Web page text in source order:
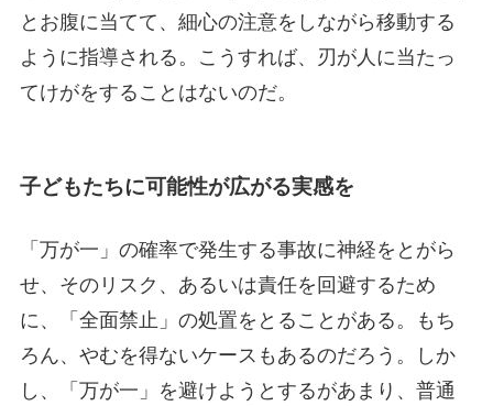
とお腹に当てて、細心の注意をしながら移動する
ように指導される。こうすれば、刃が人に当たっ
てけがをすることはないのだ。
子どもたちに可能性が広がる実感を
「万が一」の確率で発生する事故に神経をとがら
せ、そのリスク、あるいは責任を回避するため
に、「全面禁止」の処置をとることがある。もち
ろん、やむを得ないケースもあるのだろう。しか
し、「万が一」を避けようとするがあまり、普通